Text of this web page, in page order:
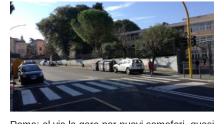
Roma: al via la gara per nuovi semafori, quasi
50 milioni per 1.500 impianti